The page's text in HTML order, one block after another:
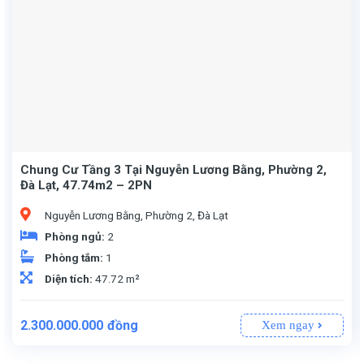
Chung Cư Tầng 3 Tại Nguyễn Lương Bằng, Phường 2,
Đà Lạt, 47.74m2 – 2PN
Nguyễn Lương Bằng, Phường 2, Đà Lạt
Phòng ngủ: 2
Phòng tắm: 1
Diện tích:47.72 m²
2.300.000.000 đồng Xem ngay